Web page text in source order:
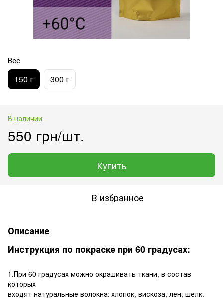
Вес
150 г 300 г
В наличии
550 грн/шт.
Купить
В избранное
Описание
Инструкция по покраске при 60 градусах:
1.При 60 градусах можно окрашивать ткани, в состав
которых
входят натуральные волокна: хлопок, вискоза, лен, шелк.